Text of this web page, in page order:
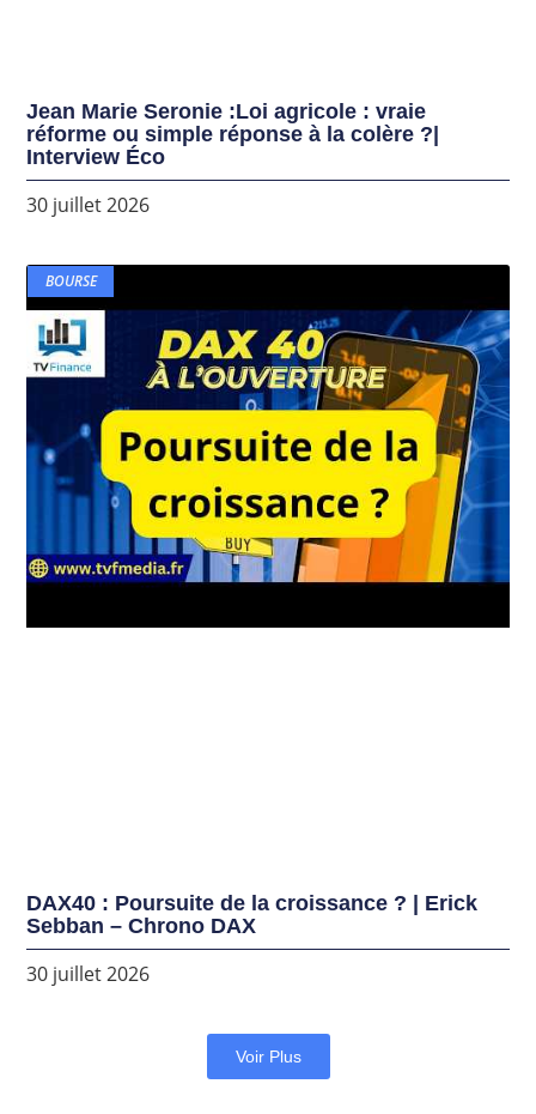
Jean Marie Seronie :Loi agricole : vraie
réforme ou simple réponse à la colère ?|
Interview Éco
30 juillet 2026
BOURSE
DAX40 : Poursuite de la croissance ? | Erick
Sebban – Chrono DAX
30 juillet 2026
Voir Plus